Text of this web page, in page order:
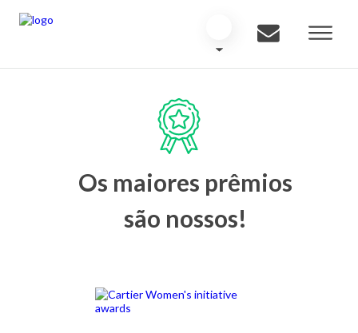
Os maiores prêmios
são nossos!